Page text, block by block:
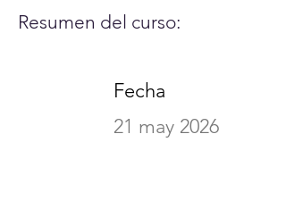
Resumen del curso:
Fecha
21 may 2026